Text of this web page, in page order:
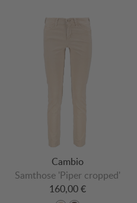
Cambio
Samthose 'Piper cropped'
160,00 €